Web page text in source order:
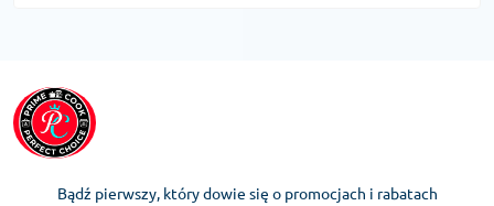
Bądź pierwszy, który dowie się o promocjach i rabatach